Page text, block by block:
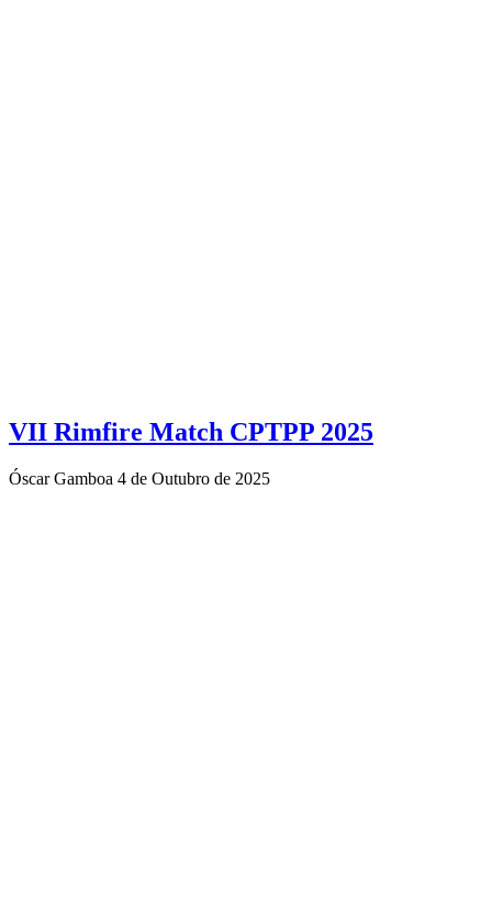
VII Rimfire Match CPTPP 2025
Óscar Gamboa 4 de Outubro de 2025